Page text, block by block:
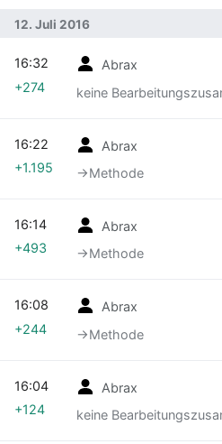
12. Juli 2016
Abrax
keine
16:32
+274
Abrax
→‎Methode
16:22
+1.195
Abrax
→‎Methode
16:14
+493
Abrax
→‎Methode
16:08
+244
Abrax
keine
16:04
+124